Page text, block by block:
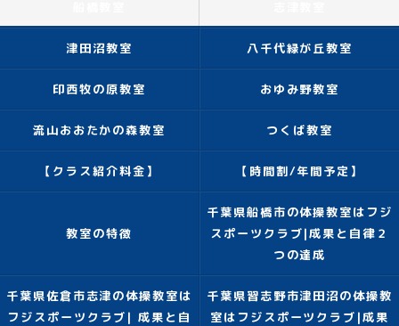
津田沼教室 八千代緑が丘教室
印西牧の原教室 おゆみ野教室
流山おおたかの森教室 つくば教室
【クラス紹介料金】 【時間割/年間予定】
教室の特徴
千葉県船橋市の体操教室はフジ
スポーツクラブ|成果と自律２
つの達成
千葉県佐倉市志津の体操教室は
フジスポーツクラブ| 成果と自
千葉県習志野市津田沼の体操教
室はフジスポーツクラブ|成果